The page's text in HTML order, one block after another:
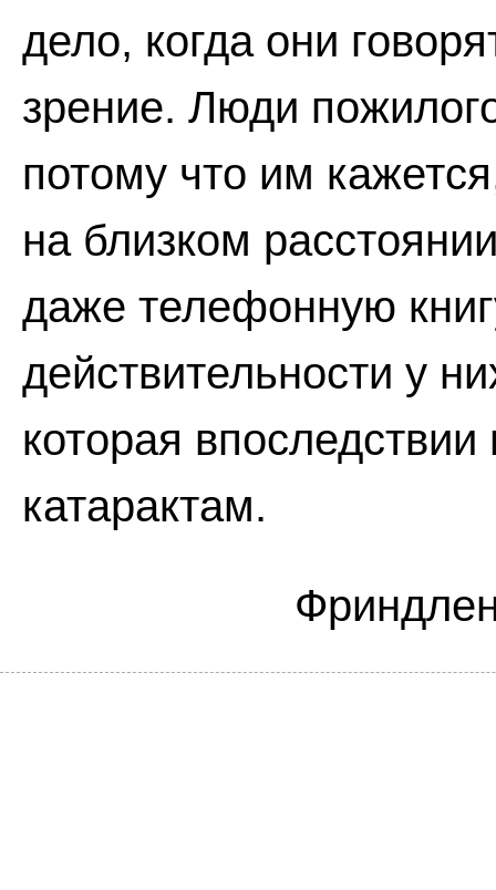
дело, когда они
зрение. Люди
потому что им
на близком
даже телефонную
действительности у
которая
катарактам.